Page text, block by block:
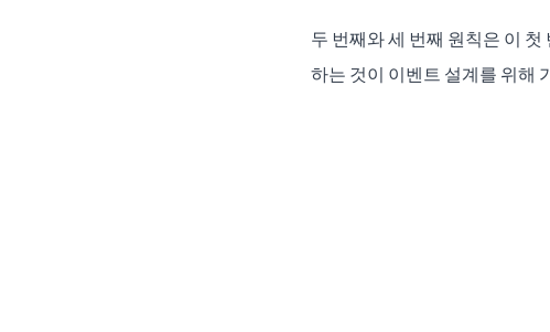
두 번째와 세 번째 원칙은 이
하는 것이 이벤트 설계를 위해